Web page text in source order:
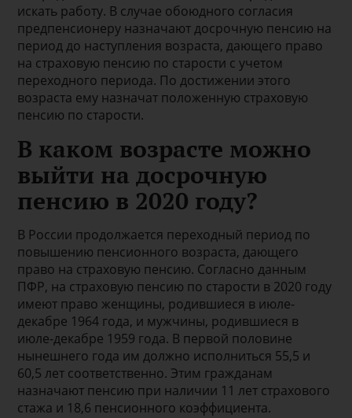
искать работу. В случае обоюдного согласия
предпенсионеру назначают досрочную пенсию на
период до наступления возраста, дающего право
на страховую пенсию по старости с учетом
переходного периода. По достижении этого
возраста ему назначат положенную страховую
пенсию по старости.
В каком возрасте можно
выйти на досрочную
пенсию в 2020 году?
В России продолжается переходный период по
повышению пенсионного возраста, дающего
право на страховую пенсию. Согласно данным
ПФР, на страховую пенсию по старости в 2020 году
имеют право женщины, родившиеся в июле-
декабре 1964 года, и мужчины, родившиеся в
июле-декабре 1959 года. В первой половине
нынешнего года им должно исполниться 55,5 и
60,5 лет соответственно. Этим гражданам
назначают пенсию при наличии 11 лет страхового
стажа и 18,6 пенсионного коэффициента.